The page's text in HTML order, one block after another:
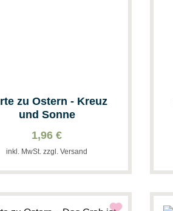
zu Ostern - Kreuz
und Sonne
1,96 €
inkl. MwSt. zzgl. Versand